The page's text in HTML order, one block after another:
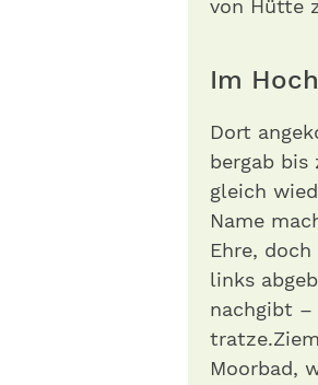
von Hütte
Im
Dort
bergab bis
gleich
Name
Ehre,
links
nachgibt
Moorbad,